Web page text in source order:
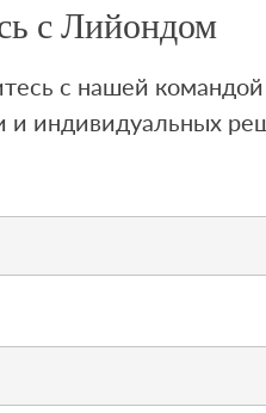
с Лийондом
с нашей
и индивидуальных